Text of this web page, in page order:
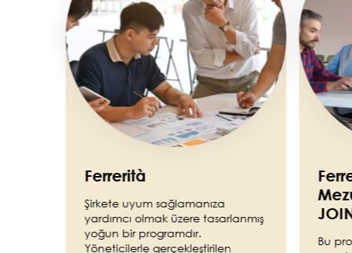
Ferrerità
Şirkete uyum sağlamanıza
yardımcı olmak üzere tasarlanmış
yoğun bir programdır.
Yöneticilerle gerçekleştirilen
Bu